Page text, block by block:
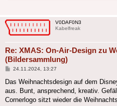
V0DAF0N3
Kabelfreak
Re: XMAS: On-Air-Design zu
(Bildersammlung)
Beitrag
24.11.2024, 13:27
Das Weihnachtsdesign auf dem
aus. Bunt, ansprechend, kreativ.
Cornerlogo sitzt wieder die